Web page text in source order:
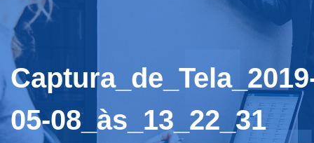
05-08_às_13_22_31